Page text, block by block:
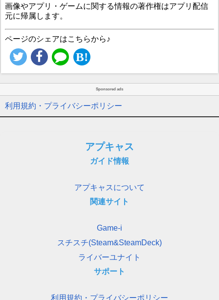
画像やアプリ・ゲームに関する情報の著作権はアプリ配信
元に帰属します。
ページのシェアはこちらから♪
Sponsored ads
利用規約・プライバシーポリシー
アプキャス
ガイド情報
アプキャスについて
関連サイト
Game-i
スチスチ(Steam&SteamDeck)
ライバーユナイト
サポート
利用規約・プライバシーポリシー